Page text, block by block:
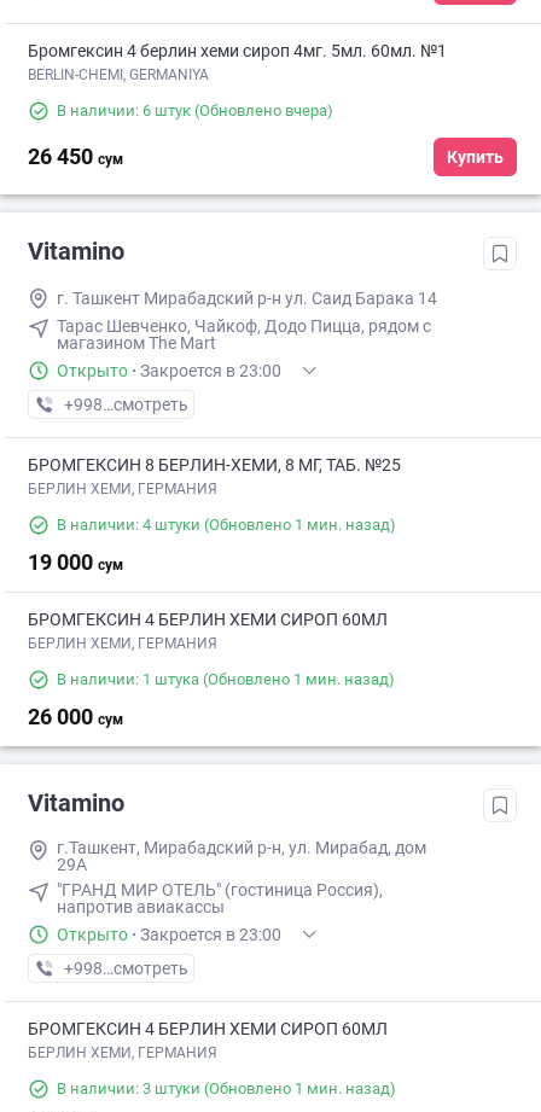
Бромгексин 4 берлин хеми сироп 4мг. 5мл. 60мл. №1
BERLIN-CHEMI, GERMANIYA
В наличии: 6 штук (Обновлено вчера)
26 450 сум Купить
Vitamino
г. Ташкент Мирабадский р-н ул. Саид Барака 14
Тарас Шевченко, Чайкоф, Додо Пицца, рядом с
магазином The Mart
Открыто · Закроется в 23:00
+998 (95) XXX-XX-XX
смотреть
БРОМГЕКСИН 8 БЕРЛИН-ХЕМИ, 8 МГ, ТАБ. №25
БЕРЛИН ХЕМИ, ГЕРМАНИЯ
В наличии: 4 штуки (Обновлено 1 мин. назад)
19 000 сум
БРОМГЕКСИН 4 БЕРЛИН ХЕМИ СИРОП 60МЛ
БЕРЛИН ХЕМИ, ГЕРМАНИЯ
В наличии: 1 штука (Обновлено 1 мин. назад)
26 000 сум
Vitamino
г.Ташкент, Мирабадский р-н, ул. Мирабад, дом
29А
"ГРАНД МИР ОТЕЛЬ" (гостиница Россия),
напротив авиакассы
Открыто · Закроется в 23:00
+998 (95) XXX-XX-XX
смотреть
БРОМГЕКСИН 4 БЕРЛИН ХЕМИ СИРОП 60МЛ
БЕРЛИН ХЕМИ, ГЕРМАНИЯ
В наличии: 3 штуки (Обновлено 1 мин. назад)